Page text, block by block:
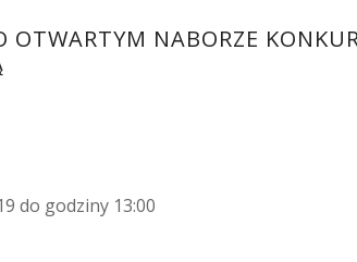
NABORZE
do godziny 13:00